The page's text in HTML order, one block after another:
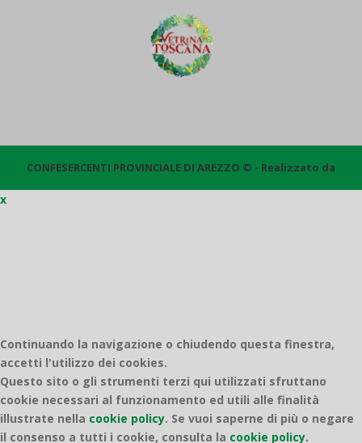
CONFESERCENTI PROVINCIALE DI AREZZO © - Realizzato da
x
Continuando la navigazione o chiudendo questa finestra,
accetti l'utilizzo dei cookies.
Questo sito o gli strumenti terzi qui utilizzati sfruttano
cookie necessari al funzionamento ed utili alle finalità
illustrate nella cookie policy. Se vuoi saperne di più o negare
il consenso a tutti i cookie, consulta la cookie policy.